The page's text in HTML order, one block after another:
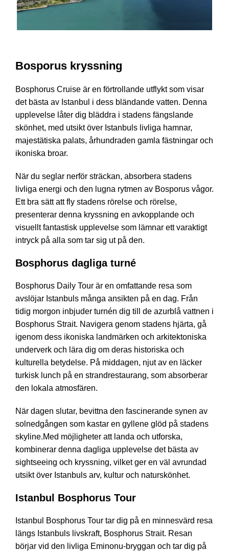
Bosporus kryssning
Bosphorus Cruise är en förtrollande utflykt som visar
det bästa av Istanbul i dess bländande vatten. Denna
upplevelse låter dig bläddra i stadens fängslande
skönhet, med utsikt över Istanbuls livliga hamnar,
majestätiska palats, århundraden gamla fästningar och
ikoniska broar.
När du seglar nerför sträckan, absorbera stadens
livliga energi och den lugna rytmen av Bosporus vågor.
Ett bra sätt att fly stadens rörelse och rörelse,
presenterar denna kryssning en avkopplande och
visuellt fantastisk upplevelse som lämnar ett varaktigt
intryck på alla som tar sig ut på den.
Bosphorus dagliga turné
Bosphorus Daily Tour är en omfattande resa som
avslöjar Istanbuls många ansikten på en dag. Från
tidig morgon inbjuder turnén dig till de azurblå vattnen i
Bosphorus Strait. Navigera genom stadens hjärta, gå
igenom dess ikoniska landmärken och arkitektoniska
underverk och lära dig om deras historiska och
kulturella betydelse. På middagen, njut av en läcker
turkisk lunch på en strandrestaurang, som absorberar
den lokala atmosfären.
När dagen slutar, bevittna den fascinerande synen av
solnedgången som kastar en gyllene glöd på stadens
skyline.Med möjligheter att landa och utforska,
kombinerar denna dagliga upplevelse det bästa av
sightseeing och kryssning, vilket ger en väl avrundad
utsikt över Istanbuls arv, kultur och naturskönhet.
Istanbul Bosphorus Tour
Istanbul Bosphorus Tour tar dig på en minnesvärd resa
längs Istanbuls livskraft, Bosphorus Strait. Resan
börjar vid den livliga Eminonu-bryggan och tar dig på